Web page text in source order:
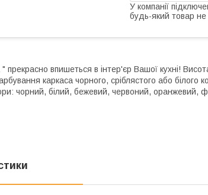
У компанії
будь-який товар
прекрасно впишеться в інтер'єр Вашої кухні!
каркаса чорного, сріблястого або білого
чорний, білий, бежевий, червоний, оранжевий,